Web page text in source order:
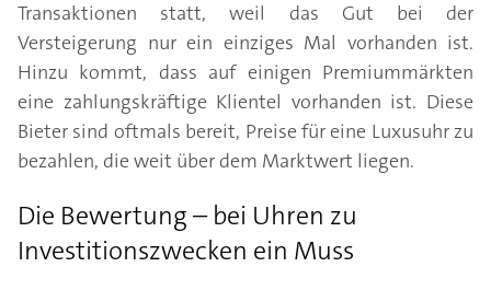
Transaktionen statt, weil das Gut bei der
Versteigerung nur ein einziges Mal vorhanden ist.
Hinzu kommt, dass auf einigen Premiummärkten
eine zahlungskräftige Klientel vorhanden ist. Diese
Bieter sind oftmals bereit, Preise für eine Luxusuhr zu
bezahlen, die weit über dem Marktwert liegen.
Die Bewertung – bei Uhren zu
Investitionszwecken ein Muss